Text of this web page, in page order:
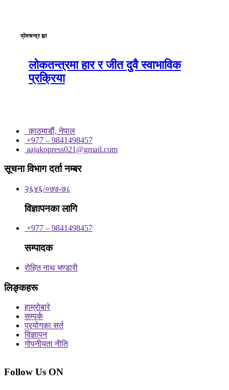
प्रेमचन्द्र झा
लोकतन्त्रमा हार र जीत दुवै स्वाभाविक
प्रक्रिया
काठमाडाैं, नेपाल
+977 – 9841498457
aajakopress021@gmail.com
सूचना विभाग दर्ता नम्बर
२६४६/०७७-७८
विज्ञापनका लागि
+977 – 9841498457
सम्पादक
रोहित नाथ भण्डारी
लिङ्कहरू
हाम्रोबारे
सम्पर्क
प्रयोगका सर्त
विज्ञापन
गोपनीयता नीति
Follow Us ON